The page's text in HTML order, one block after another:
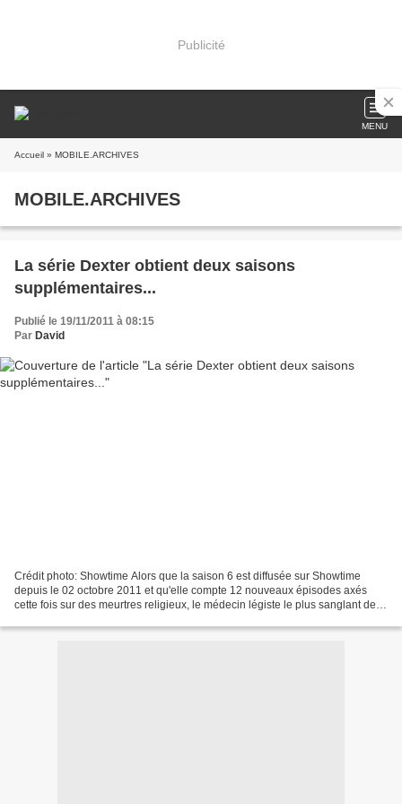
Publicité
MENU
Accueil » MOBILE.ARCHIVES
MOBILE.ARCHIVES
La série Dexter obtient deux saisons
supplémentaires...
Publié le 19/11/2011 à 08:15
Par David
Crédit photo: Showtime Alors que la saison 6 est diffusée sur Showtime
depuis le 02 octobre 2011 et qu'elle compte 12 nouveaux épisodes axés
cette fois sur des meurtres religieux, le médecin légiste le plus sanglant de la